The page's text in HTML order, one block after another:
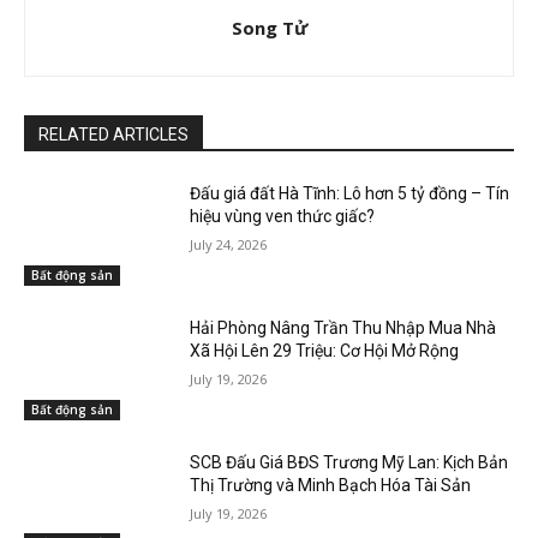
Song Tử
RELATED ARTICLES
Bất động sản
Đấu giá đất Hà Tĩnh: Lô hơn 5 tỷ đồng – Tín
hiệu vùng ven thức giấc?
July 24, 2026
Bất động sản
Hải Phòng Nâng Trần Thu Nhập Mua Nhà
Xã Hội Lên 29 Triệu: Cơ Hội Mở Rộng
July 19, 2026
SCB Đấu Giá BĐS Trương Mỹ Lan: Kịch Bản
Thị Trường và Minh Bạch Hóa Tài Sản
July 19, 2026